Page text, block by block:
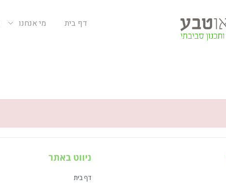
דף בית מי אנחנו
ניווט באתר
דף בית